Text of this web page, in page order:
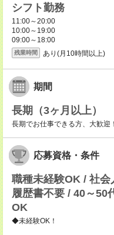
シフト勤務
11:00～20:00
10:00～19:00
09:00～18:00
残業時間 あり(月10時間以上)
期間
長期（3ヶ月以上）
長期でお仕事できる方、大歓迎！
応募資格・条件
職種未経験OK / 社
履歴書不要 / 40～50
OK
◆未経験OK！